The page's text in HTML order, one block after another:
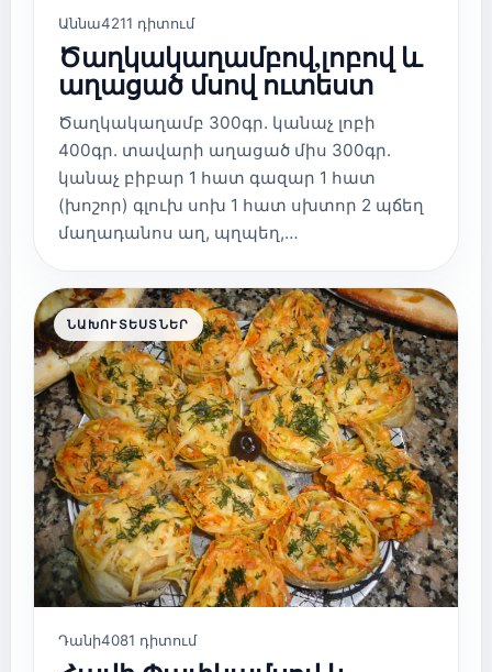
Աննա4211 դիտում
Ծաղկակաղամբով,լոբով և
աղացած մսով ուտեստ
Ծաղկակաղամբ 300գր. կանաչ լոբի
400գր. տավարի աղացած միս 300գր.
կանաչ բիբար 1 հատ գազար 1 հատ
(խոշոր) գլուխ սոխ 1 հատ սխտոր 2 պճեղ
մաղադանոս աղ, պղպեղ,…
ՆԱԽՈՒՏԵՍՏՆԵՐ
Դանի4081 դիտում